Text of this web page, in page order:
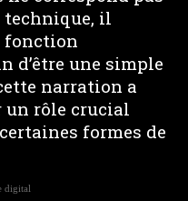
il
fonction
d’être une simple
narration a
un rôle crucial
formes de
digital